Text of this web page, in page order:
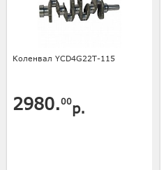
Коленвал YCD4G22T-115
2980.00р.